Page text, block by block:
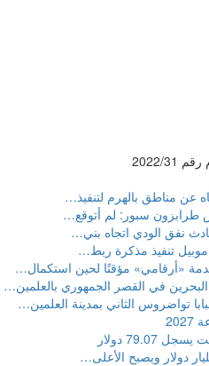
31
عن مناطق بالهرم لتنفيذ…
سبور: لم أتوقع…
نفق الودي اتجاه بني…
تنفيذ مذكرة ربط…
«أرقامي» مؤقتًا لحين استكمال…
في القصر الجمهوري بالعلمين…
تواضروس الثاني بمدينة العلمين…
دولار
…